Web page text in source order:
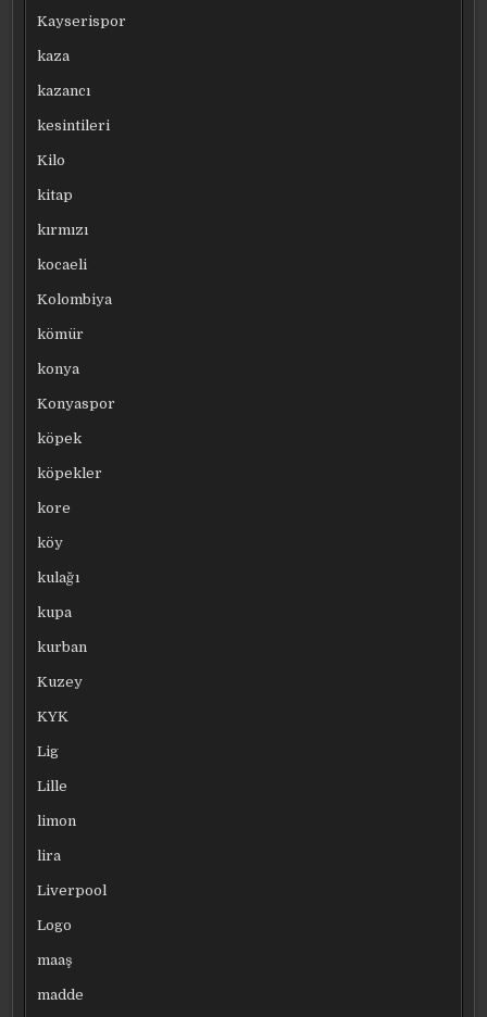
Kayserispor
kaza
kazancı
kesintileri
Kilo
kitap
kırmızı
kocaeli
Kolombiya
kömür
konya
Konyaspor
köpek
köpekler
kore
köy
kulağı
kupa
kurban
Kuzey
KYK
Lig
Lille
limon
lira
Liverpool
Logo
maaş
madde